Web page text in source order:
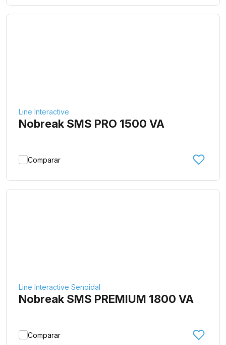
Line Interactive
Nobreak SMS PRO 1500 VA
Comparar
Line Interactive Senoidal
Nobreak SMS PREMIUM 1800 VA
Comparar